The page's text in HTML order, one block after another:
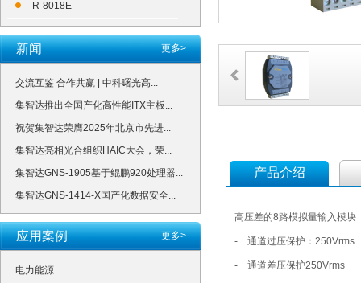
R-8018E
更多>
新闻
交流互鉴 合作共赢 | 中科曙光高...
集智达推出全国产化高性能ITX主板...
祝贺集智达荣膺2025年北京市先进...
集智达亮相光合组织HAIC大会，荣...
集智达GNS-1905基于鲲鹏920处理器...
集智达GNS-1414-X国产化数据安全...
更多>
应用案例
电力能源
产品介绍
高压差的8路模拟量输入模块
- 通道过压保护：250Vrms
- 通道差压保护250Vrms